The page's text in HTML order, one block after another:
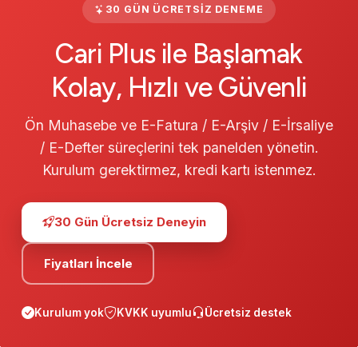
30 GÜN ÜCRETSIZ DENEME
Cari Plus ile Başlamak
Kolay, Hızlı ve Güvenli
Ön Muhasebe ve E-Fatura / E-Arşiv / E-İrsaliye
/ E-Defter süreçlerini tek panelden yönetin.
Kurulum gerektirmez, kredi kartı istenmez.
30 Gün Ücretsiz Deneyin
Fiyatları İncele
Kurulum yok KVKK uyumlu Ücretsiz destek